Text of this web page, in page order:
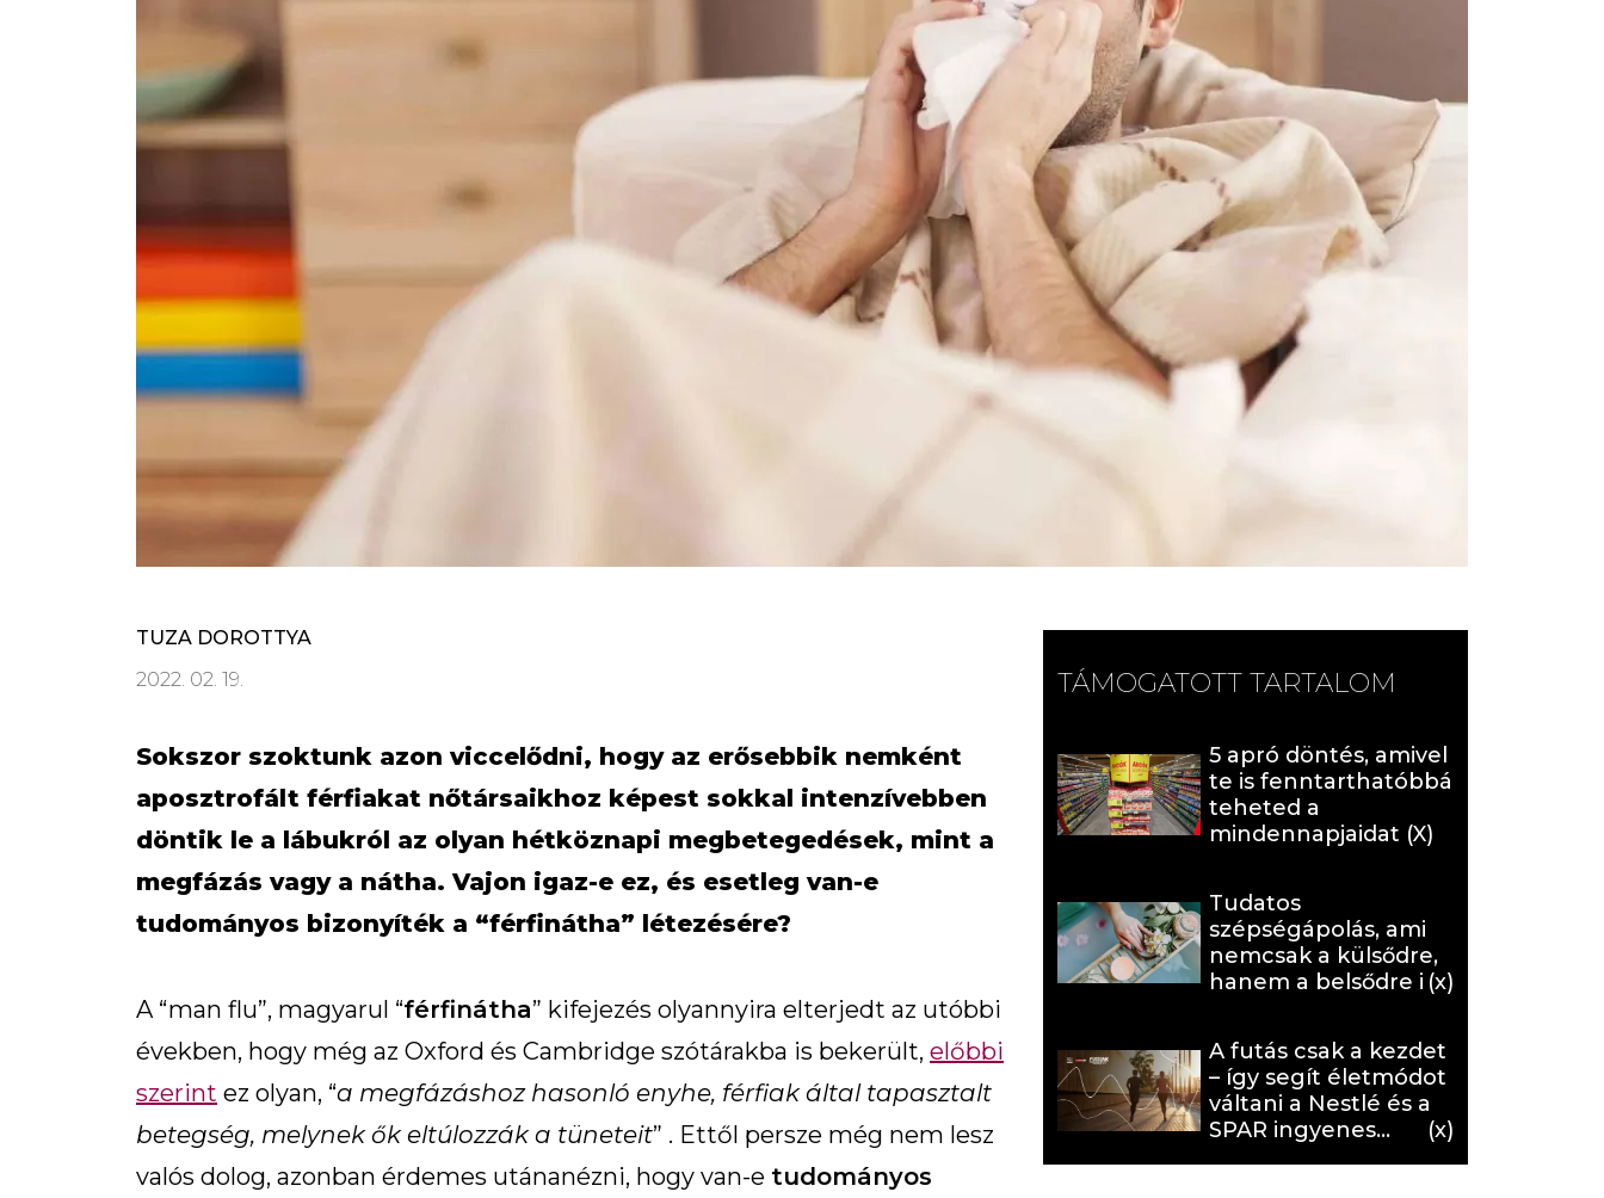
TUZA DOROTTYA
2022. 02. 19.
Sokszor szoktunk azon viccelődni, hogy az erősebbik nemként
aposztrofált férfiakat nőtársaikhoz képest sokkal intenzívebben
döntik le a lábukról az olyan hétköznapi megbetegedések, mint a
megfázás vagy a nátha. Vajon igaz-e ez, és esetleg van-e
tudományos bizonyíték a “férfinátha” létezésére?
A “man flu”, magyarul “férfinátha” kifejezés olyannyira elterjedt az utóbbi
években, hogy még az Oxford és Cambridge szótárakba is bekerült, előbbi
szerint ez olyan, “a megfázáshoz hasonló enyhe, férfiak által tapasztalt
betegség, melynek ők eltúlozzák a tüneteit” . Ettől persze még nem lesz
valós dolog, azonban érdemes utánanézni, hogy van-e tudományos
TÁMOGATOTT TARTALOM
5 apró döntés, amivel
te is fenntarthatóbbá
teheted a
mindennapjaidat (X)
Tudatos
szépségápolás, ami
nemcsak a külsődre,
hanem a belsődre is
A futás csak a kezdet
– így segít életmódot
váltani a Nestlé és a
SPAR ingyenes